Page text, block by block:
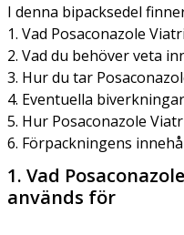
I denna bipacksedel
1. Vad Posaconazole
2. Vad du behöver veta
3. Hur du tar
4. Eventuella biverkningar
5. Hur Posaconazole
6. Förpackningens
1. Vad
används för